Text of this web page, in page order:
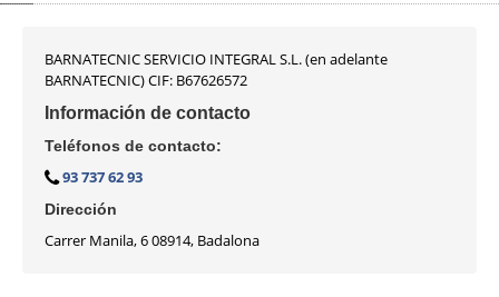
REPARACIÓNCONGELADORES
FRIGORÍFICOS
REPARACIÓN
REPARACIÓN
REPARACIÓNSECADORAS
BARNATECNIC SERVICIO INTEGRAL S.L. (en adelante
BARNATECNIC) CIF: B67626572
Información de contacto
Teléfonos de contacto:
93 737 62 93
Dirección
Carrer Manila, 6 08914, Badalona